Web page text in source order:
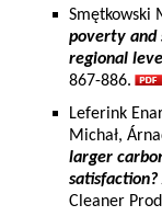
Smętkowski
poverty and
regional
867-886.
Leferink
Michał,
larger
Cleaner